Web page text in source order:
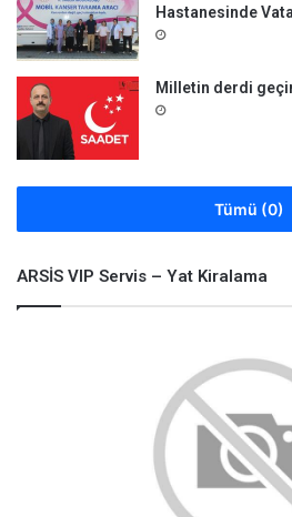
Hastanesinde
Milletin derdi
Tümü (0)
ARSİS VIP Servis – Yat Kiralama